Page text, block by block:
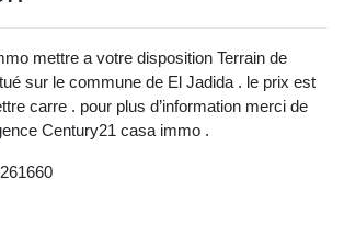
mettre a votre disposition Terrain de
sur le commune de El Jadida . le prix est
carre . pour plus d’information merci de
Century21 casa immo .